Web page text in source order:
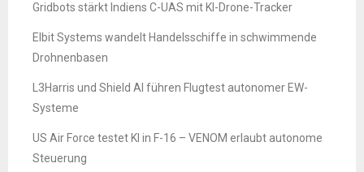
Gridbots stärkt Indiens C-UAS mit KI-Drone-Tracker
Elbit Systems wandelt Handelsschiffe in schwimmende
Drohnenbasen
L3Harris und Shield AI führen Flugtest autonomer EW-
Systeme
US Air Force testet KI in F-16 – VENOM erlaubt autonome
Steuerung